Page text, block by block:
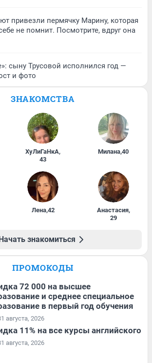
привезли пермячку Марину, которая
не помнит. Посмотрите, вдруг она
сыну Трусовой исполнился год —
и фото
ЗНАКОМСТВА
ХуЛиГаНкА,
43
Милана,40
Лена,42 Анастасия,
29
Начать знакомиться
ПРОМОКОДЫ
72 000 на высшее
и среднее специальное
в первый год обучения
августа, 2026
11% на все курсы английского
августа, 2026